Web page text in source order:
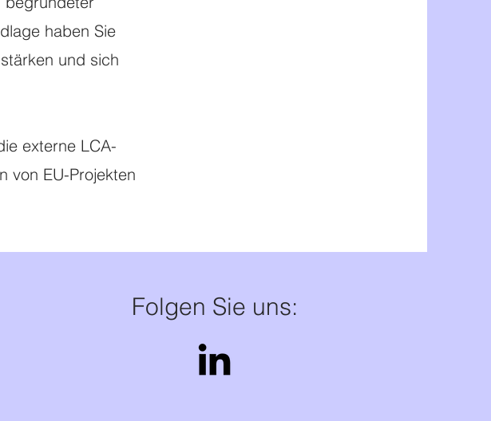
haben Sie
und sich
externe LCA-
von EU-Projekten
Folgen Sie uns: